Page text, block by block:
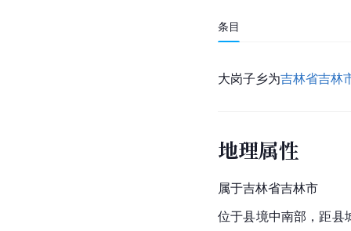
条目
大岗子乡为吉林省吉林
地理属性
属于吉林省吉林市
位于县境中南部，距县